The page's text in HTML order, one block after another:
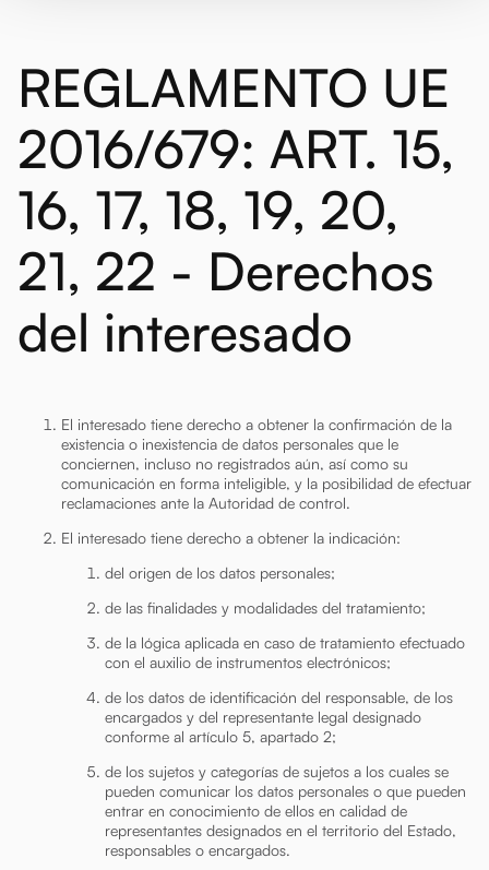
REGLAMENTO UE
2016/679: ART. 15,
16, 17, 18, 19, 20,
21, 22 - Derechos
del interesado
El interesado tiene derecho a obtener la confirmación de la
existencia o inexistencia de datos personales que le
conciernen, incluso no registrados aún, así como su
comunicación en forma inteligible, y la posibilidad de efectuar
reclamaciones ante la Autoridad de control.
El interesado tiene derecho a obtener la indicación:
del origen de los datos personales;
de las finalidades y modalidades del tratamiento;
de la lógica aplicada en caso de tratamiento efectuado
con el auxilio de instrumentos electrónicos;
de los datos de identificación del responsable, de los
encargados y del representante legal designado
conforme al artículo 5, apartado 2;
de los sujetos y categorías de sujetos a los cuales se
pueden comunicar los datos personales o que pueden
entrar en conocimiento de ellos en calidad de
representantes designados en el territorio del Estado,
responsables o encargados.